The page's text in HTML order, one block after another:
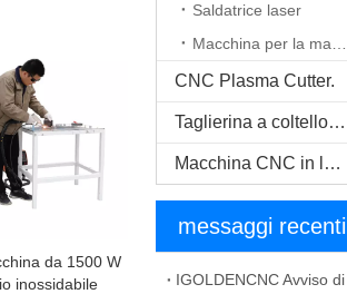
da 1500 W
inossidabile
Saldatrice laser
CNC Plasma Cutter.
Taglierina a coltello oscillante CNC
Macchina CNC in legno massello
messaggi recenti